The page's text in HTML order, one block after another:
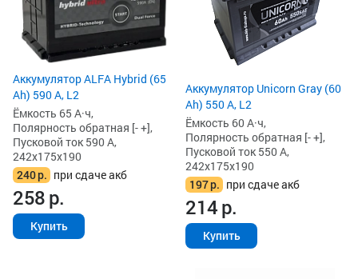
Аккумулятор ALFA Hybrid (65
Ah) 590 А, L2
Ёмкость 65 А·ч,
Полярность обратная [- +],
Пусковой ток 590 А,
242x175x190
240р. при сдаче акб
258р.
Купить
Аккумулятор Unicorn Gray (60
Ah) 550 А, L2
Ёмкость 60 А·ч,
Полярность обратная [- +],
Пусковой ток 550 А,
242x175x190
197р. при сдаче акб
214р.
Купить